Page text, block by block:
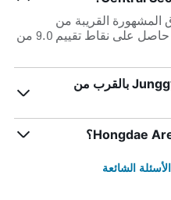
المشهورة القريبة من
Central Seoul ويوصى به بشدة ، حاصل على نقاط تقييم 9.0 من
ما هو الفندق الجيد في Junggye-dong بالقرب من
الشائعة